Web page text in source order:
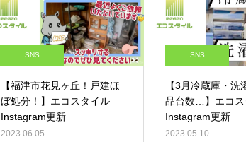
SNS
【福津市花見ヶ丘！戸建ほ
ぼ処分！】エコスタイル
Instagram更新
2023.06.05
SNS
【3月冷蔵庫・洗
品台数…】エコス
Instagram更新
2023.05.10